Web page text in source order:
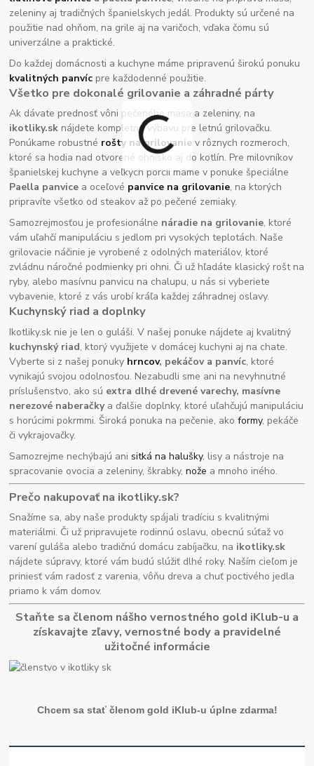
zeleniny aj tradičných španielskych jedál. Produkty sú určené na
použitie nad ohňom, na grile aj na varičoch, vďaka čomu sú
univerzálne a praktické.
Do každej domácnosti a kuchyne máme pripravenú širokú ponuku
kvalitných panvíc pre každodenné použitie.
Všetko pre dokonalé grilovanie a záhradné párty
Ak dávate prednosť vôni pečeného mäsa a zeleniny, na
ikotliky.sk nájdete kompletnú výbavu pre letnú grilovačku.
Ponúkame robustné rošty na grilovanie v rôznych rozmeroch,
ktoré sa hodia nad otvorené ohnisko aj do kotlín. Pre milovníkov
španielskej kuchyne a veľkých porcií máme v ponuke špeciálne
Paella panvice a oceľové panvice na grilovanie, na ktorých
pripravíte všetko od steakov až po pečené zemiaky.
Samozrejmosťou je profesionálne náradie na grilovanie, ktoré
vám uľahčí manipuláciu s jedlom pri vysokých teplotách. Naše
grilovacie náčinie je vyrobené z odolných materiálov, ktoré
zvládnu náročné podmienky pri ohni. Či už hľadáte klasický rošt na
ryby, alebo masívnu panvicu na chalupu, u nás si vyberiete
vybavenie, ktoré z vás urobí kráľa každej záhradnej oslavy.
Kuchynský riad a doplnky
Ikotliky.sk nie je len o guláši. V našej ponuke nájdete aj kvalitný
kuchynský riad, ktorý využijete v domácej kuchyni aj na chate.
Vyberte si z našej ponuky hrncov, pekáčov a panvíc, ktoré
vynikajú svojou odolnosťou. Nezabudli sme ani na nevyhnutné
príslušenstvo, ako sú extra dlhé drevené varechy, masívne
nerezové naberačkya ďalšie doplnky, ktoré uľahčujú manipuláciu
s horúcimi pokrmmi. Široká ponuka na pečenie, akoformy, pekáče
či vykrajovačky.
Samozrejme nechýbajú anisitká na halušky, lisy a nástroje na
spracovanie ovocia a zeleniny, škrabky,nože a mnoho iného.
Prečo nakupovať na ikotliky.sk?
Snažíme sa, aby naše produkty spájali tradíciu s kvalitnými
materiálmi. Či už pripravujete rodinnú oslavu, obecnú súťaž vo
varení guláša alebo tradičnú domácu zabíjačku, na ikotliky.sk
nájdete súpravy, ktoré vám budú slúžiť dlhé roky. Naším cieľom je
priniesť vám radosť z varenia, vôňu dreva a chuť poctivého jedla
priamo k vám domov.
Staňte sa členom nášho vernostného gold iKlub-u a
získavajte zľavy, vernostné body a pravidelné
užitočné informácie
Chcem sa stať členom gold iKlub-u úplne zdarma!